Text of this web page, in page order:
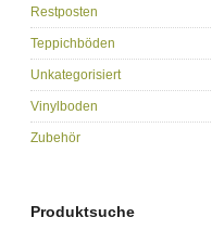
Restposten
Teppichböden
Unkategorisiert
Vinylboden
Zubehör
Produktsuche